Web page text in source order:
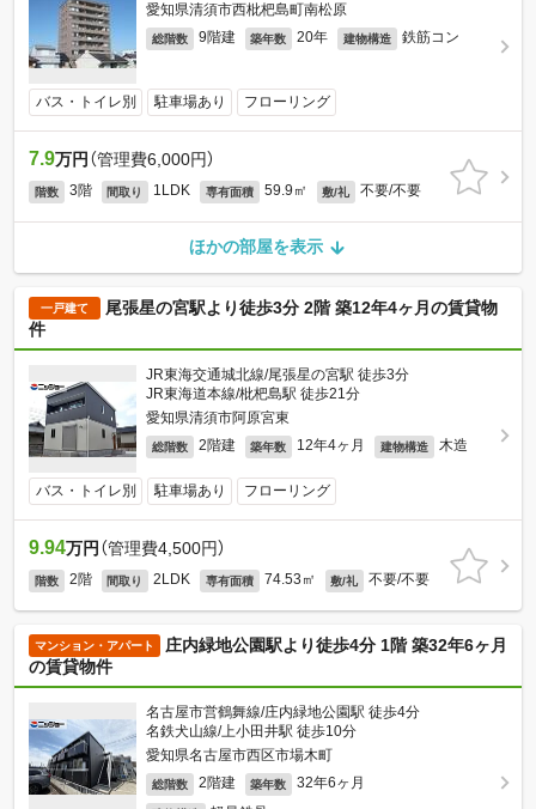
愛知県清須市西枇杷島町南松原
総階数 9階建 築年数 20年 建物構造 鉄筋コン
バス・トイレ別 駐車場あり フローリング
7.9万円 （管理費6,000円）
階数 3階 間取り 1LDK 専有面積 59.9㎡ 敷/礼 不要/不要
ほかの部屋を表示
一戸建て
尾張星の宮駅より徒歩3分 2階 築12年4ヶ月の賃貸物
件
JR東海交通城北線/尾張星の宮駅 徒歩3分
JR東海道本線/枇杷島駅 徒歩21分
愛知県清須市阿原宮東
総階数 2階建 築年数 12年4ヶ月 建物構造 木造
バス・トイレ別 駐車場あり フローリング
9.94万円 （管理費4,500円）
階数 2階 間取り 2LDK 専有面積 74.53㎡ 敷/礼 不要/不要
マンション・アパート
庄内緑地公園駅より徒歩4分 1階 築32年6ヶ月
の賃貸物件
名古屋市営鶴舞線/庄内緑地公園駅 徒歩4分
名鉄犬山線/上小田井駅 徒歩10分
愛知県名古屋市西区市場木町
総階数 2階建 築年数 32年6ヶ月